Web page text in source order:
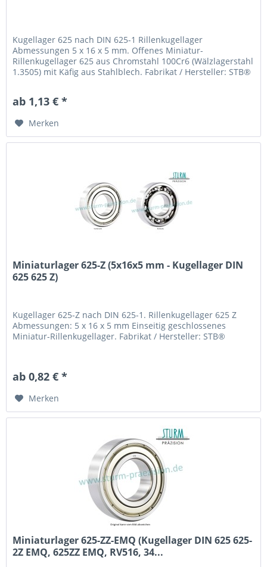
Kugellager 625 nach DIN 625-1 Rillenkugellager
Abmessungen 5 x 16 x 5 mm. Offenes Miniatur-
Rillenkugellager 625 aus Chromstahl 100Cr6 (Wälzlagerstahl
1.3505) mit Käfig aus Stahlblech. Fabrikat / Hersteller: STB®
ab 1,13 € *
Merken
Miniaturlager 625-Z (5x16x5 mm - Kugellager DIN
625 625 Z)
Kugellager 625-Z nach DIN 625-1. Rillenkugellager 625 Z
Abmessungen: 5 x 16 x 5 mm Einseitig geschlossenes
Miniatur-Rillenkugellager. Fabrikat / Hersteller: STB®
ab 0,82 € *
Merken
Miniaturlager 625-ZZ-EMQ (Kugellager DIN 625 625-
2Z EMQ, 625ZZ EMQ, RV516, 34...